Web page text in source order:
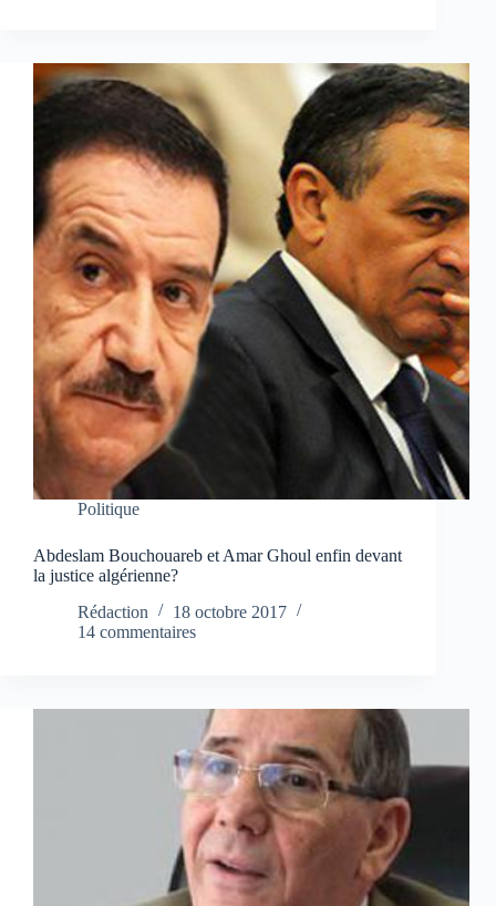
Politique
Abdeslam Bouchouareb et Amar Ghoul enfin devant
la justice algérienne?
Rédaction
18 octobre 2017
14 commentaires